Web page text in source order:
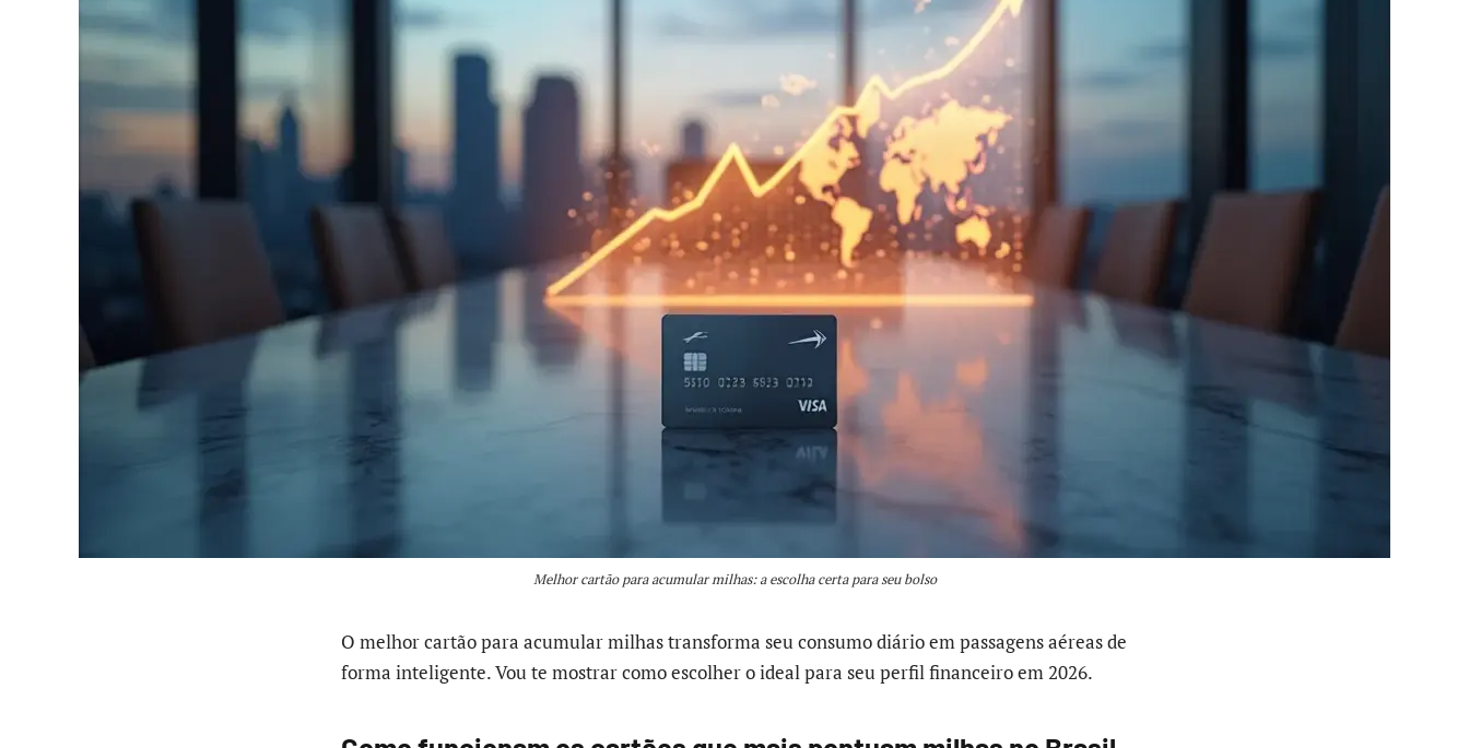
Melhor cartão para acumular milhas: a escolha certa para seu bolso
O melhor cartão para acumular milhas transforma seu consumo diário em passagens aéreas de
forma inteligente. Vou te mostrar como escolher o ideal para seu perfil financeiro em 2026.